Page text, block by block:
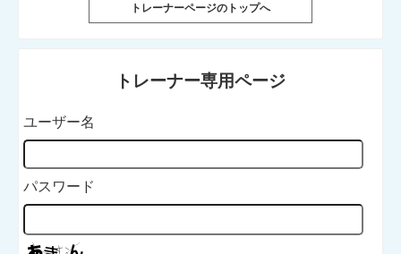
トレーナーページのトップへ
トレーナー専用ページ
ユーザー名
パスワード